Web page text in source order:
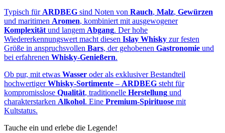
Typisch für ARDBEG sind Noten von Rauch, Malz, Gewürzen
und maritimen Aromen, kombiniert mit ausgewogener
Komplexität und langem Abgang. Der hohe
Wiedererkennungswert macht diesen Islay Whisky zur festen
Größe in anspruchsvollen Bars, der gehobenen Gastronomie und
bei erfahrenen Whisky‑Genießern.
Ob pur, mit etwas Wasser oder als exklusiver Bestandteil
hochwertigerWhisky‑Sortimente – ARDBEG steht für
kompromisslose Qualität, traditionelle Herstellung und
charakterstarken Alkohol. Eine Premium‑Spirituose mit
Kultstatus.
Tauche ein und erlebe die Legende!